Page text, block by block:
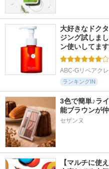
大好きなドク
ジング試しま
ン使いしてま
ABC-Gリペアク
ランキングIN
3色で簡単♪ラ
能ブラウンが
セザンヌ
【マルチに使